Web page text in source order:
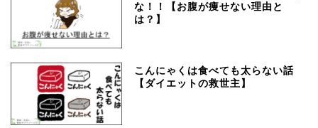
な！！【お腹が痩せない理由と
は？】
こんにゃくは食べても太らない話
【ダイエットの救世主】